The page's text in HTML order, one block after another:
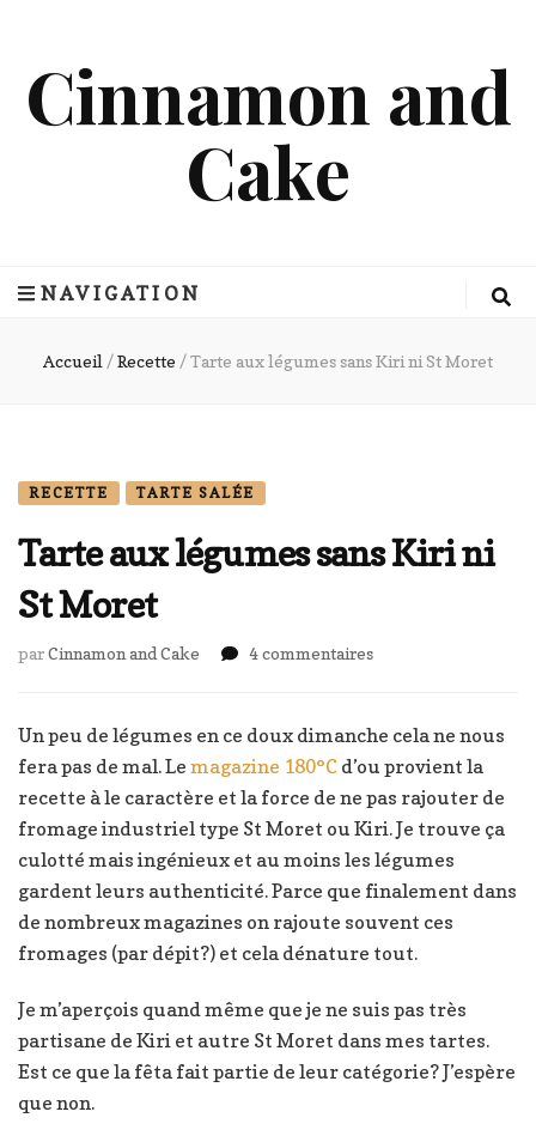
Cinnamon and
Cake
NAVIGATION
Accueil /Recette /Tarte aux légumes sans Kiri ni St Moret
RECETTE TARTE SALÉE
Tarte aux légumes sans Kiri ni
St Moret
parCinnamon and Cake 4 commentairessur
légumes
Kiri
ni
St
Moret
Un peu de légumes en ce doux dimanche cela ne nous
fera pas de mal. Le magazine 180°C d’ou provient la
recette à le caractère et la force de ne pas rajouter de
fromage industriel type St Moret ou Kiri. Je trouve ça
culotté mais ingénieux et au moins les légumes
gardent leurs authenticité. Parce que finalement dans
de nombreux magazines on rajoute souvent ces
fromages (par dépit?) et cela dénature tout.
Je m’aperçois quand même que je ne suis pas très
partisane de Kiri et autre St Moret dans mes tartes.
Est ce que la fêta fait partie de leur catégorie? J’espère
que non.